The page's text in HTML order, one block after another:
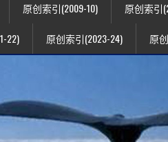
原创索引(2009-10) 原创索引
22) 原创索引(2023-24) 原